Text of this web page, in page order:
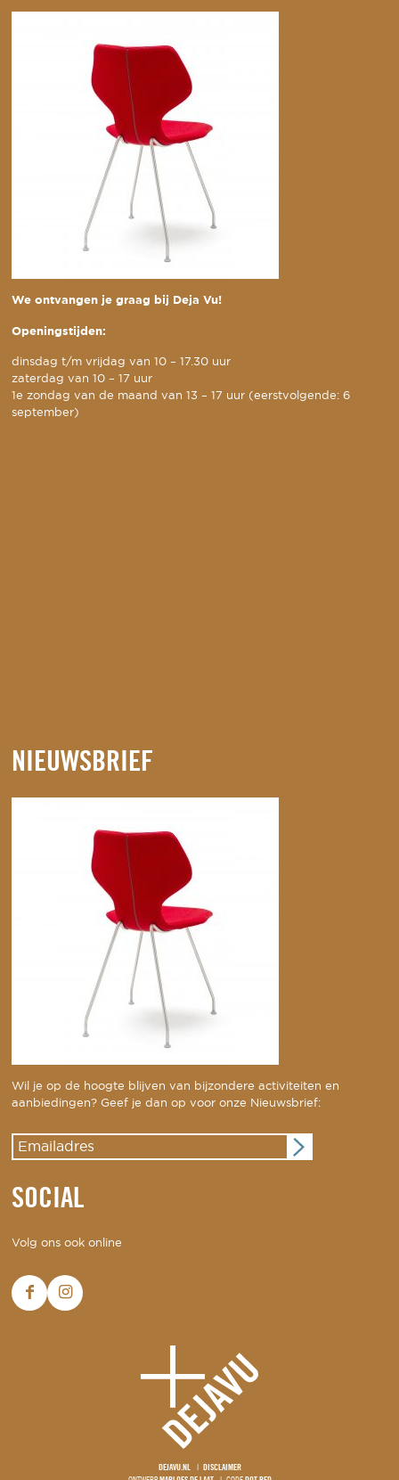
We ontvangen je graag bij Deja Vu!
Openingstijden:
dinsdag t/m vrijdag van 10 – 17.30 uur
zaterdag van 10 – 17 uur
1e zondag van de maand van 13 – 17 uur (eerstvolgende: 6
september)
NIEUWSBRIEF
Wil je op de hoogte blijven van bijzondere activiteiten en
aanbiedingen? Geef je dan op voor onze Nieuwsbrief:
SOCIAL
Volg ons ook online
DEJAVU.NL
DISCLAIMER